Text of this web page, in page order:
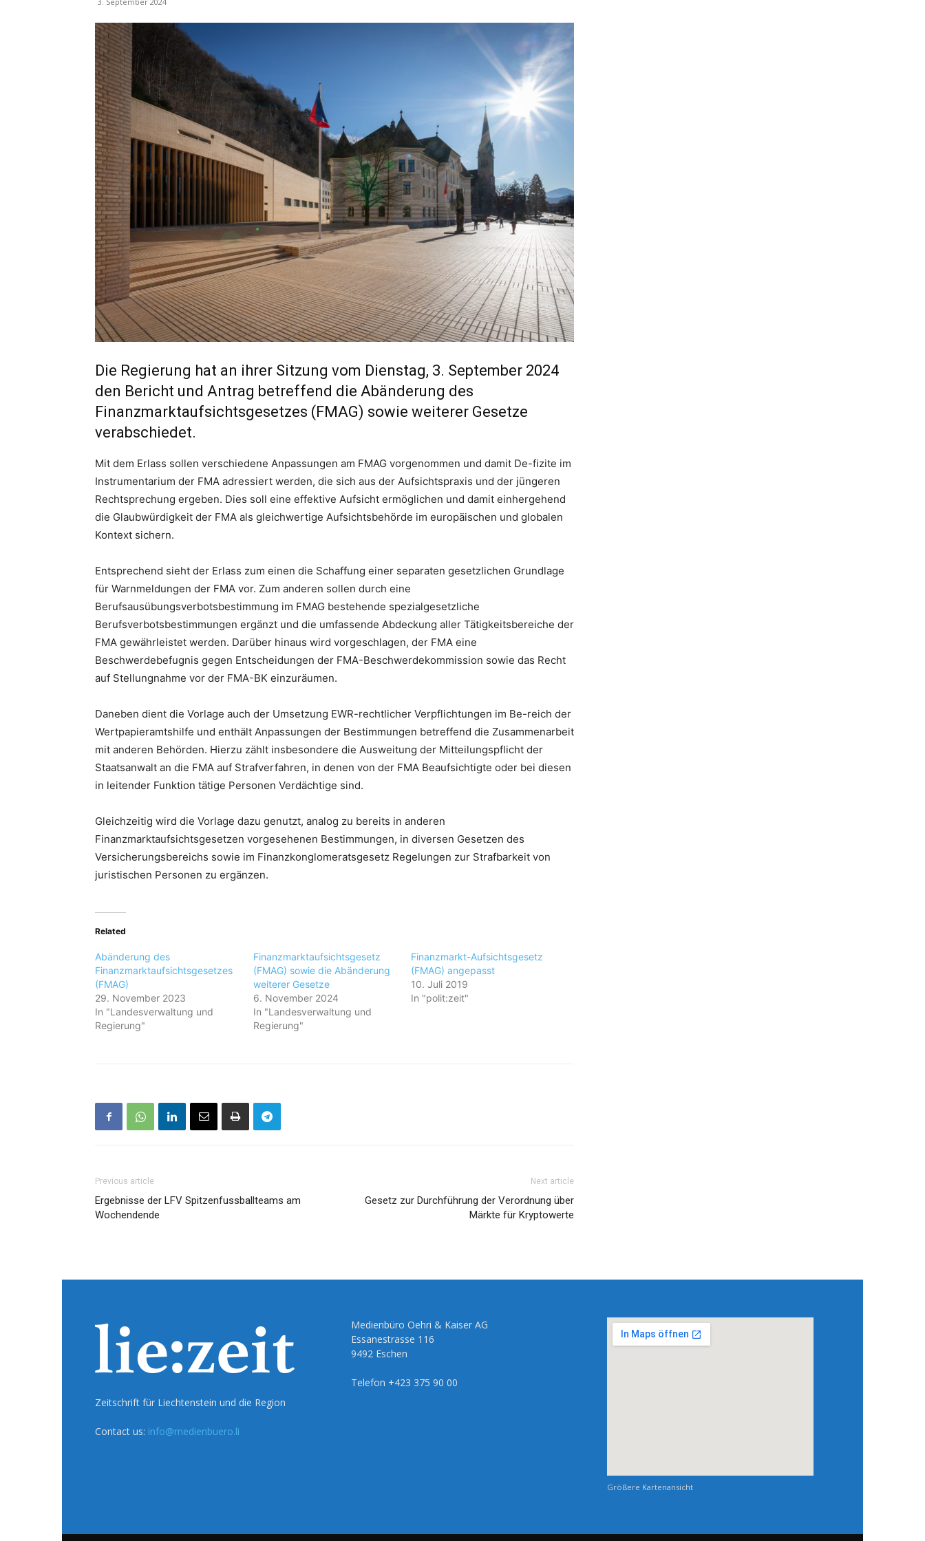
Die Regierung hat an ihrer Sitzung vom Dienstag, 3. September 2024
den Bericht und Antrag betreffend die Abänderung des
Finanzmarktaufsichtsgesetzes (FMAG) sowie weiterer Gesetze
verabschiedet.
Mit dem Erlass sollen verschiedene Anpassungen am FMAG vorgenommen und damit De-fizite im
Instrumentarium der FMA adressiert werden, die sich aus der Aufsichtspraxis und der jüngeren
Rechtsprechung ergeben. Dies soll eine effektive Aufsicht ermöglichen und damit einhergehend
die Glaubwürdigkeit der FMA als gleichwertige Aufsichtsbehörde im europäischen und globalen
Kontext sichern.
Entsprechend sieht der Erlass zum einen die Schaffung einer separaten gesetzlichen Grundlage
für Warnmeldungen der FMA vor. Zum anderen sollen durch eine
Berufsausübungsverbotsbestimmung im FMAG bestehende spezialgesetzliche
Berufsverbotsbestimmungen ergänzt und die umfassende Abdeckung aller Tätigkeitsbereiche der
FMA gewährleistet werden. Darüber hinaus wird vorgeschlagen, der FMA eine
Beschwerdebefugnis gegen Entscheidungen der FMA-Beschwerdekommission sowie das Recht
auf Stellungnahme vor der FMA-BK einzuräumen.
Daneben dient die Vorlage auch der Umsetzung EWR-rechtlicher Verpflichtungen im Be-reich der
Wertpapieramtshilfe und enthält Anpassungen der Bestimmungen betreffend die Zusammenarbeit
mit anderen Behörden. Hierzu zählt insbesondere die Ausweitung der Mitteilungspflicht der
Staatsanwalt an die FMA auf Strafverfahren, in denen von der FMA Beaufsichtigte oder bei diesen
in leitender Funktion tätige Personen Verdächtige sind.
Gleichzeitig wird die Vorlage dazu genutzt, analog zu bereits in anderen
Finanzmarktaufsichtsgesetzen vorgesehenen Bestimmungen, in diversen Gesetzen des
Versicherungsbereichs sowie im Finanzkonglomeratsgesetz Regelungen zur Strafbarkeit von
juristischen Personen zu ergänzen.
Related
Abänderung des
Finanzmarktaufsichtsgesetzes
(FMAG)
29. November 2023
In "Landesverwaltung und
Regierung"
Finanzmarktaufsichtsgesetz
(FMAG) sowie die Abänderung
weiterer Gesetze
6. November 2024
In "Landesverwaltung und
Regierung"
Finanzmarkt-Aufsichtsgesetz
(FMAG) angepasst
10. Juli 2019
In "polit:zeit"
Previous article
Ergebnisse der LFV Spitzenfussballteams am
Wochendende
Next article
Gesetz zur Durchführung der Verordnung über
Märkte für Kryptowerte
Zeitschrift für Liechtenstein und die Region
Contact us: info@medienbuero.li
Medienbüro Oehri & Kaiser AG
Essanestrasse 116
9492 Eschen
Telefon +423 375 90 00
Größere Kartenansicht